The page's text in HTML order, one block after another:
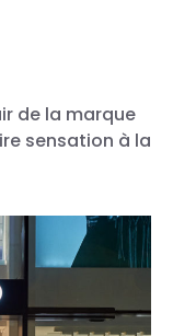
de la marque
sensation à la